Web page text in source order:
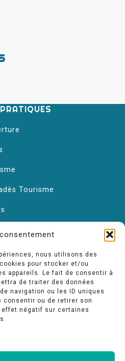
nous utilisons des
pour stocker et/ou
appareils. Le fait de consentir à
de traiter des données
navigation ou les ID uniques
consentir ou de retirer son
négatif sur certaines
Tourisme
à vos questions